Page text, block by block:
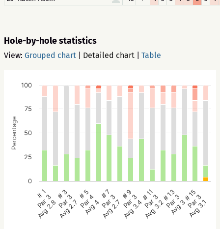
Hole-by-hole statistics
View: Grouped chart Detailed chart Table
Percentage
# 1
Par 3
Avg 2.8
# 3
Par 3
Avg 2.7
# 5
Par 4
Avg 4
# 7
Par 3
Avg 2.7
# 9
Par 3
Avg 3.4
# 11
Par 3
Avg 3.2
# 13
Par 3
Avg 3
# 15
Par 3
Avg 3.1
0
25
50
75
100